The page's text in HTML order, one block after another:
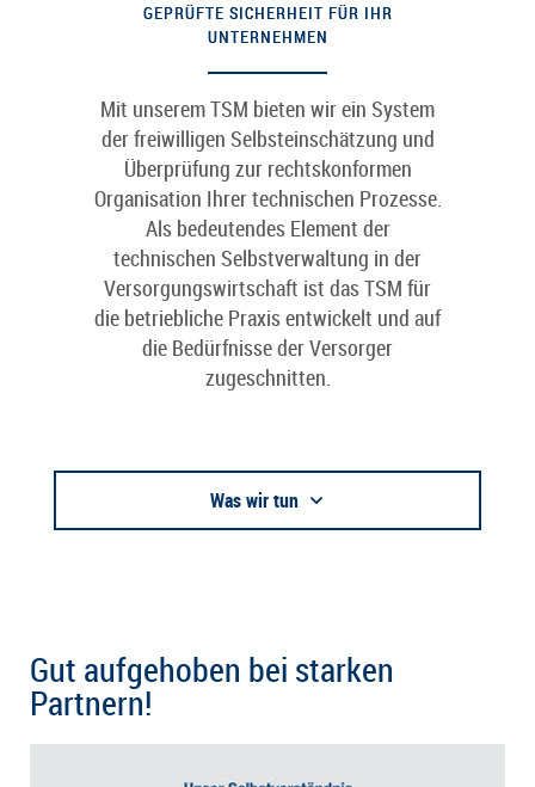
GEPRÜFTE SICHERHEIT FÜR IHR
UNTERNEHMEN
Mit unserem TSM bieten wir ein System
der freiwilligen Selbsteinschätzung und
Überprüfung zur rechtskonformen
Organisation Ihrer technischen Prozesse.
Als bedeutendes Element der
technischen Selbstverwaltung in der
Versorgungswirtschaft ist das TSM für
die betriebliche Praxis entwickelt und auf
die Bedürfnisse der Versorger
zugeschnitten.
Was wir tun
Gut aufgehoben bei starken
Partnern!